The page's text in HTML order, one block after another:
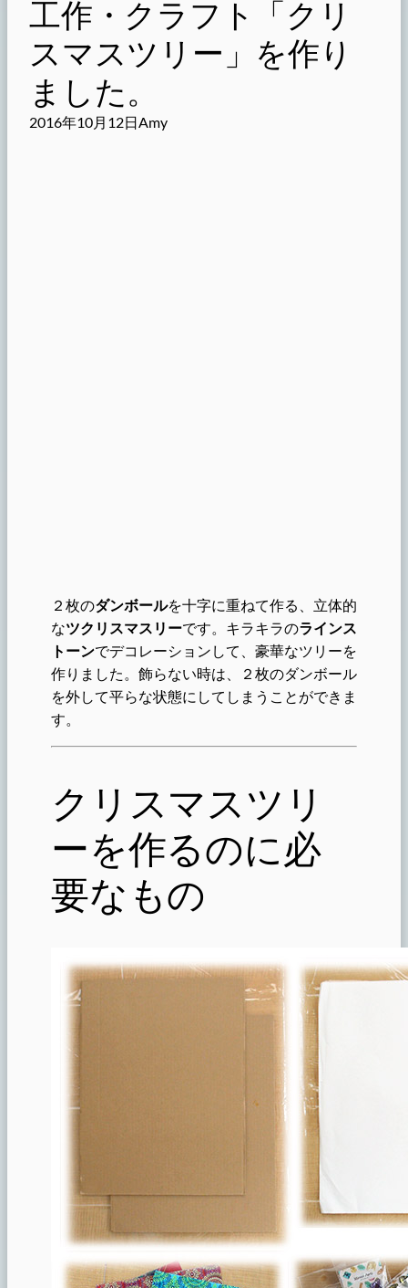
工作・クラフト「クリ
スマスツリー」を作り
ました。
2016年10月12日Amy
２枚のダンボールを十字に重ねて作る、立体的
なツクリスマスリーです。キラキラのラインス
トーンでデコレーションして、豪華なツリーを
作りました。飾らない時は、２枚のダンボール
を外して平らな状態にしてしまうことができま
す。
クリスマスツリ
ーを作るのに必
要なもの